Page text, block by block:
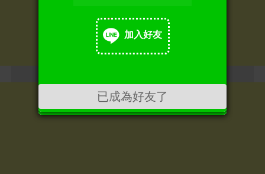
加入好友
已成為好友了